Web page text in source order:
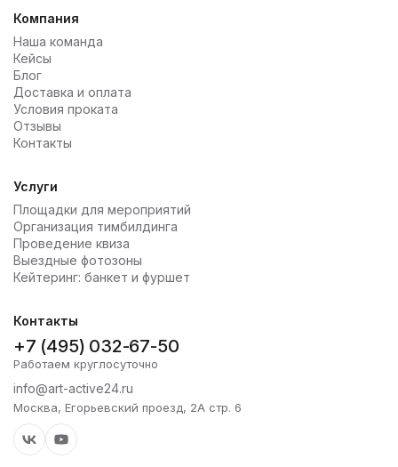
Компания
Наша команда
Кейсы
Блог
Доставка и оплата
Условия проката
Отзывы
Контакты
Услуги
Площадки для мероприятий
Организация тимбилдинга
Проведение квиза
Выездные фотозоны
Кейтеринг: банкет и фуршет
Контакты
+7 (495) 032-67-50
Работаем круглосуточно
info@art-active24.ru
Москва, Егорьевский проезд, 2А стр. 6